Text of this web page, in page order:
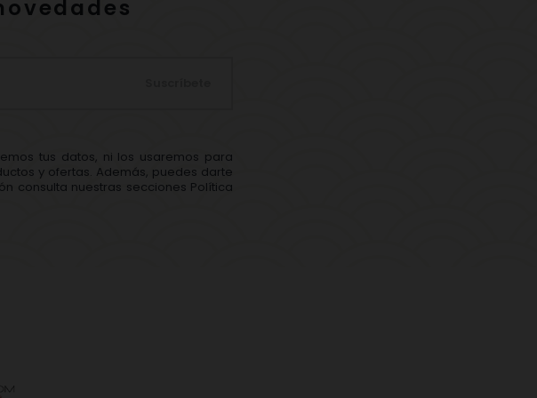
tus datos, ni los usaremos para
y ofertas. Además, puedes darte
consulta nuestras secciones Política